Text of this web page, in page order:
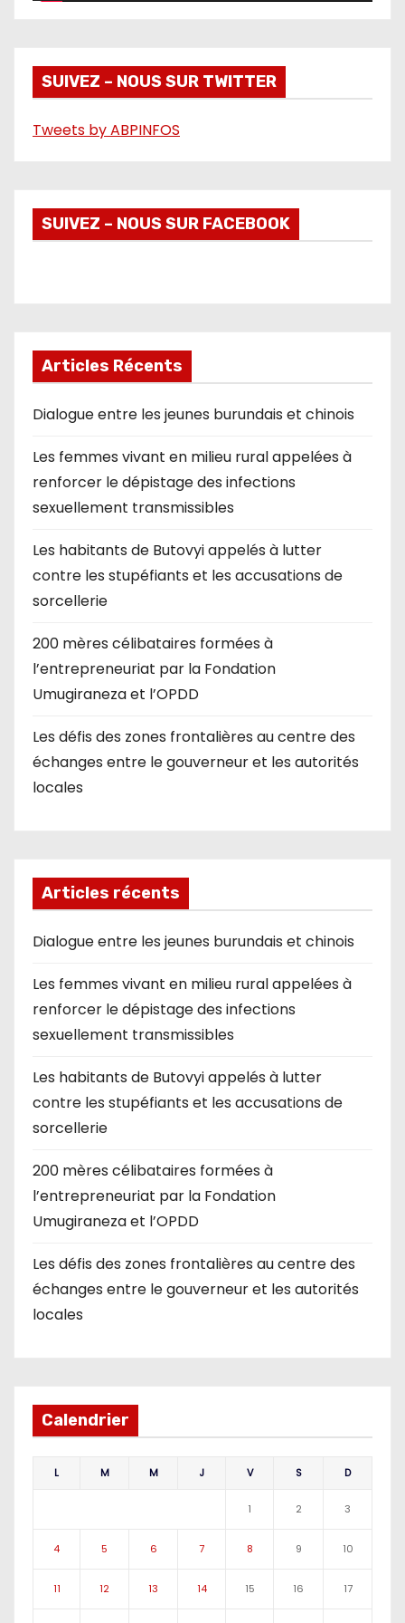
o
SUIVEZ – NOUS SUR TWITTER
Tweets by ABPINFOS
SUIVEZ – NOUS SUR FACEBOOK
Articles Récents
Dialogue entre les jeunes burundais et chinois
Les femmes vivant en milieu rural appelées à
renforcer le dépistage des infections
sexuellement transmissibles
Les habitants de Butovyi appelés à lutter
contre les stupéfiants et les accusations de
sorcellerie
200 mères célibataires formées à
l’entrepreneuriat par la Fondation
Umugiraneza et l’OPDD
Les défis des zones frontalières au centre des
échanges entre le gouverneur et les autorités
locales
Articles récents
Dialogue entre les jeunes burundais et chinois
Les femmes vivant en milieu rural appelées à
renforcer le dépistage des infections
sexuellement transmissibles
Les habitants de Butovyi appelés à lutter
contre les stupéfiants et les accusations de
sorcellerie
200 mères célibataires formées à
l’entrepreneuriat par la Fondation
Umugiraneza et l’OPDD
Les défis des zones frontalières au centre des
échanges entre le gouverneur et les autorités
locales
Calendrier
L M M J V S D
1 2 3
4 5 6 7 8 9 10
11 12 13 14 15 16 17